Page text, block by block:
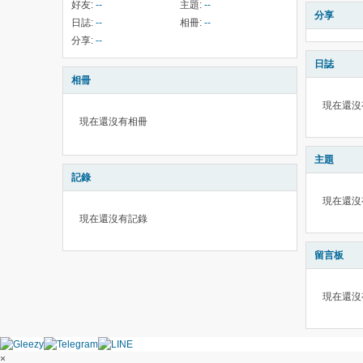
好友: -- 主題: --
日誌: -- 相冊: --
分享: --
相冊
現在還沒有相冊
記錄
現在還沒有記錄
分享
日誌
現在還
主題
現在還
留言板
現在還
×